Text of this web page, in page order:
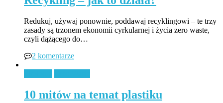
Redukuj, używaj ponownie, poddawaj recyklingowi – te trzy
zasady są trzonem ekonomii cyrkularnej i życia zero waste,
czyli dążącego do…
2 komentarze
10 mitów na temat plastiku